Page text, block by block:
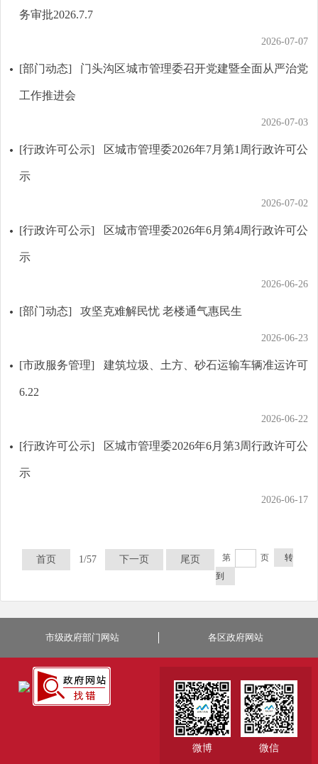
务审批2026.7.7
2026-07-07
[部门动态] 门头沟区城市管理委召开党建暨全面从严治党
工作推进会
2026-07-03
[行政许可公示] 区城市管理委2026年7月第1周行政许可公
示
2026-07-02
[行政许可公示] 区城市管理委2026年6月第4周行政许可公
示
2026-06-26
[部门动态] 攻坚克难解民忧 老楼通气惠民生
2026-06-23
[市政服务管理] 建筑垃圾、土方、砂石运输车辆准运许可
6.22
2026-06-22
[行政许可公示] 区城市管理委2026年6月第3周行政许可公
示
2026-06-17
首页 1/57 下一页 尾页 第 页
转
到
市级政府部门网站 各区政府网站
微博 微信